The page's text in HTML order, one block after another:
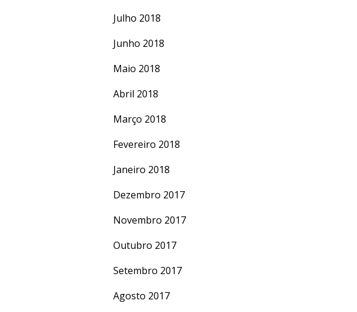
Julho 2018
Junho 2018
Maio 2018
Abril 2018
Março 2018
Fevereiro 2018
Janeiro 2018
Dezembro 2017
Novembro 2017
Outubro 2017
Setembro 2017
Agosto 2017